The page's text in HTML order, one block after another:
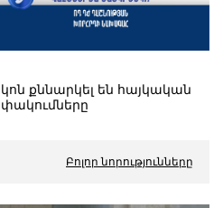
քննարկել են հայկական
Բոլոր նորությունները